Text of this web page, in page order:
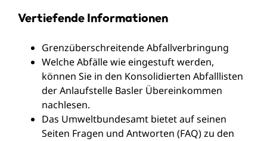
Vertiefende Informationen
Grenzüberschreitende Abfallverbringung
Welche Abfälle wie eingestuft werden,
können Sie in den Konsolidierten Abfalllisten
der Anlaufstelle Basler Übereinkommen
nachlesen.
Das Umweltbundesamt bietet auf seinen
Seiten Fragen und Antworten (FAQ) zu den